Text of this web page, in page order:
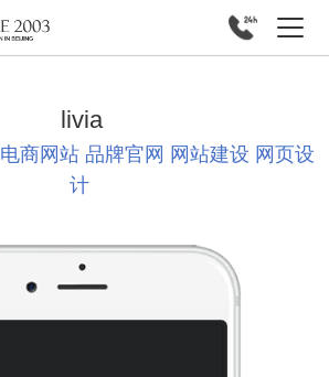
livia
电商网站 品牌官网 网站建设 网页设
计